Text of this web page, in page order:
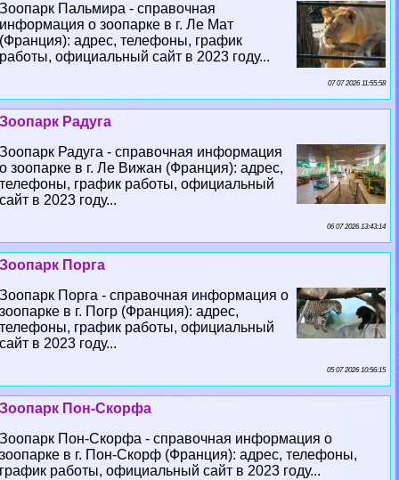
Зоопарк Пальмира - справочная
информация о зоопарке в г. Ле Мат
(Франция): адрес, телефоны, график
работы, официальный сайт в 2023 году...
07 07 2026 11:55:58
Зоопарк Радуга
Зоопарк Радуга - справочная информация
о зоопарке в г. Ле Вижан (Франция): адрес,
телефоны, график работы, официальный
сайт в 2023 году...
06 07 2026 13:43:14
Зоопарк Порга
Зоопарк Порга - справочная информация о
зоопарке в г. Погр (Франция): адрес,
телефоны, график работы, официальный
сайт в 2023 году...
05 07 2026 10:56:15
Зоопарк Пон-Скорфа
Зоопарк Пон-Скорфа - справочная информация о
зоопарке в г. Пон-Скорф (Франция): адрес, телефоны,
график работы, официальный сайт в 2023 году...